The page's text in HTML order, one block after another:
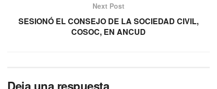
Next Post
SESIONÓ EL CONSEJO DE LA SOCIEDAD CIVIL,
COSOC, EN ANCUD
Deja una respuesta